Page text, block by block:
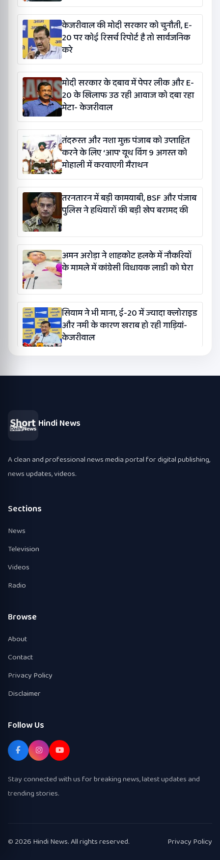
केजरीवाल की मोदी सरकार को चुनौती, E-
20 पर कोई रिसर्च रिपोर्ट है तो सार्वजनिक
करे
मोदी सरकार के दबाव में पेपर लीक और E-
20 के खिलाफ उठ रही आवाज को दबा रहा
मेटा- केजरीवाल
तंदरुस्त और नशा मुक्त पंजाब को उप्ताहित
करने के लिए ‘आप’ यूथ विंग 9 अगस्त को
मोहाली में करवाएगी मैराथन
तरनतारन में बड़ी कामयाबी, BSF और पंजाब
पुलिस ने हथियारों की बड़ी खेप बरामद की
अमन अरोड़ा ने शाहकोट हलके में नौकरियों
के मामले में कांग्रेसी विधायक लाडी को घेरा
सियाम ने भी माना, ई-20 में ज्यादा क्लोराइड
और नमी के कारण खराब हो रही गाड़ियां-
केजरीवाल
Hindi News
A clean and professional news media portal for digital publishing,
news updates, videos.
Sections
News
Television
Videos
Radio
Browse
About
Contact
Privacy Policy
Disclaimer
Follow Us
Stay connected with us for breaking news, latest updates and
trending stories.
© 2026 Hindi News. All rights reserved. Privacy Policy